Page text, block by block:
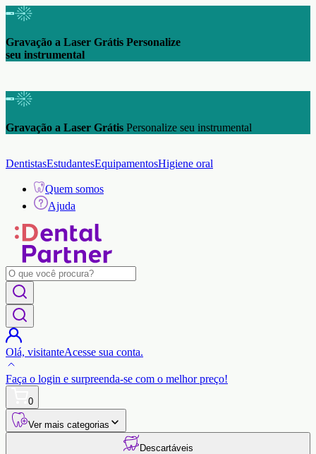
Gravação a Laser Grátis Personalize
seu instrumental
Gravação a Laser Grátis Personalize seu instrumental
DentistasEstudantesEquipamentosHigiene oral
Quem somos
Ajuda
Olá, visitanteAcesse sua conta.
Faça o login e surpreenda-se com o melhor preço!
0
Ver mais categorias
Descartáveis